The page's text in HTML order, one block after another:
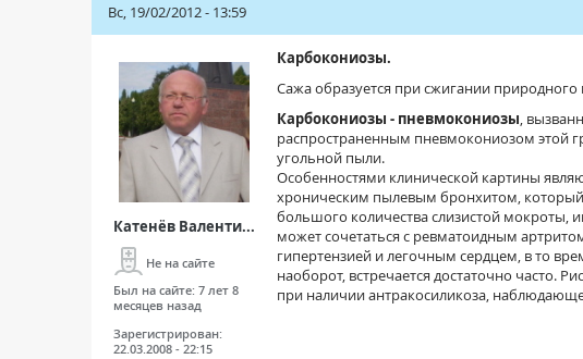
Вс, 19/02/2012 - 13:59
Катенёв Валенти...
Не на сайте
Был на сайте: 7 лет 8
месяцев назад
Зарегистрирован:
22.03.2008 - 22:15
Карбокониозы.
Сажа образуется при сжигании природного
Карбокониозы - пневмокониозы,
распространенным пневмокониозом этой
угольной пыли.
Особенностями клинической картины
хроническим пылевым бронхитом,
большого количества слизистой мокроты,
может сочетаться с ревматоидным
гипертензией и легочным сердцем, в то
наоборот, встречается достаточно часто.
при наличии антракосиликоза,